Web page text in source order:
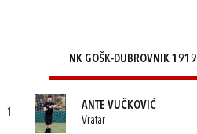
NK GOŠK-DUBROVNIK 1919
1
ANTE VUČKOVIĆ
Vratar